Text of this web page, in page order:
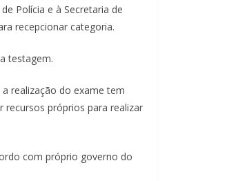
Polícia e à Secretaria de
recepcionar categoria.
testagem.
realização do exame tem
recursos próprios para realizar
com próprio governo do